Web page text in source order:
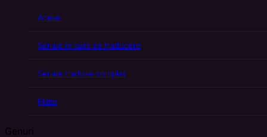
Acasă
Seriale în curs de traducere
Seriale traduse complet
Filme
Genuri